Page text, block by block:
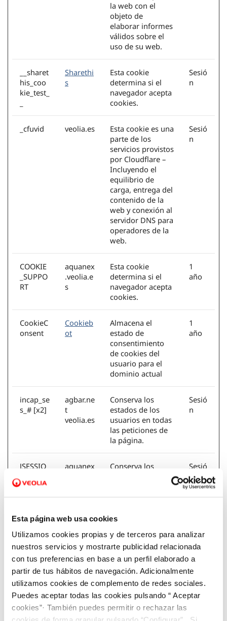
Esta página web usa cookies
Utilizamos cookies propias y de terceros para analizar
nuestros servicios y mostrarte publicidad relacionada
con tus preferencias en base a un perfil elaborado a
partir de tus hábitos de navegación. Adicionalmente
utilizamos cookies de complemento de redes sociales.
Puedes aceptar todas las cookies pulsando “ Aceptar
cookies”· También puedes permitir o rechazar las
la web con el
objeto de
elaborar informes
válidos sobre el
uso de su web.
__sharet
his_coo
kie_test_
Sharethi
s
Esta cookie
determina si el
navegador acepta
cookies.
Sesió
n
_cfuvid veolia.es
Esta cookie es una
parte de los
servicios provistos
por Cloudflare –
Incluyendo el
equilibrio de
carga, entrega del
contenido de la
web y conexión al
servidor DNS para
operadores de la
web.
Sesió
n
COOKIE
_SUPPO
RT
aquanex
.veolia.e
s
Esta cookie
determina si el
navegador acepta
cookies.
1
año
CookieC
onsent
Cookieb
ot
Almacena el
estado de
consentimiento
de cookies del
usuario para el
dominio actual
1
año
incap_se
s_# [x2]
agbar.ne
t
veolia.es
Conserva los
estados de los
usuarios en todas
las peticiones de
la página.
Sesió
n
JSESSIO
aquanex
New
Conserva los
las peticiones de
Sesió
n
LFR_SES
SION_ST
aquanex
.veolia.e
Conserva los
estados de los
usuarios en todas
las peticiones de
la página.
Sesió
n
nlbi_#
[x2]
agbar.ne
t
Empleada para
garantizar la
Sesió